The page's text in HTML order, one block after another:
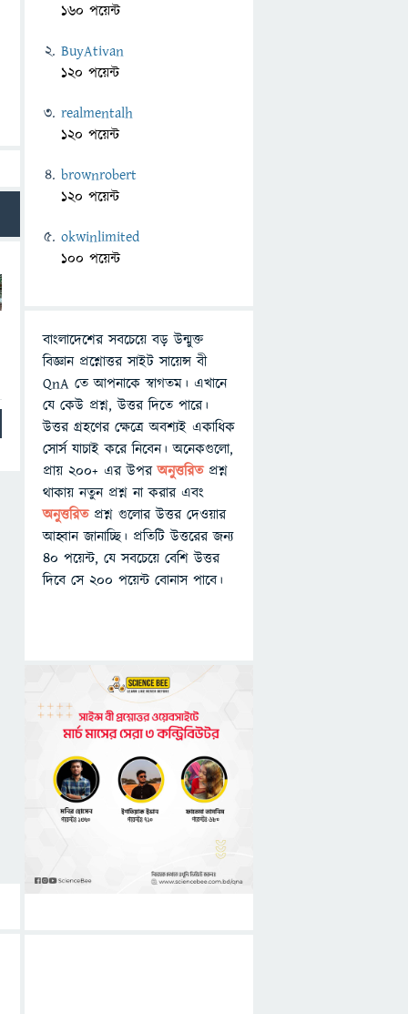
160 পয়েন্ট
BuyAtivan
120 পয়েন্ট
realmentalh
120 পয়েন্ট
brownrobert
120 পয়েন্ট
okwinlimited
100 পয়েন্ট
বাংলাদেশের সবচেয়ে বড় উন্মুক্ত
বিজ্ঞান প্রশ্নোত্তর সাইট সায়েন্স বী
QnA তে আপনাকে স্বাগতম। এখানে
যে কেউ প্রশ্ন, উত্তর দিতে পারে।
উত্তর গ্রহণের ক্ষেত্রে অবশ্যই একাধিক
সোর্স যাচাই করে নিবেন। অনেকগুলো,
প্রায় ২০০+ এর উপরঅনুত্তরিতপ্রশ্ন
থাকায় নতুন প্রশ্ন না করার এবং
অনুত্তরিত প্রশ্ন গুলোর উত্তর দেওয়ার
আহ্বান জানাচ্ছি। প্রতিটি উত্তরের জন্য
৪০ পয়েন্ট, যে সবচেয়ে বেশি উত্তর
দিবে সে ২০০ পয়েন্ট বোনাস পাবে।